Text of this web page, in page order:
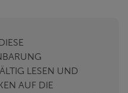
LESEN UND
AUF DIE